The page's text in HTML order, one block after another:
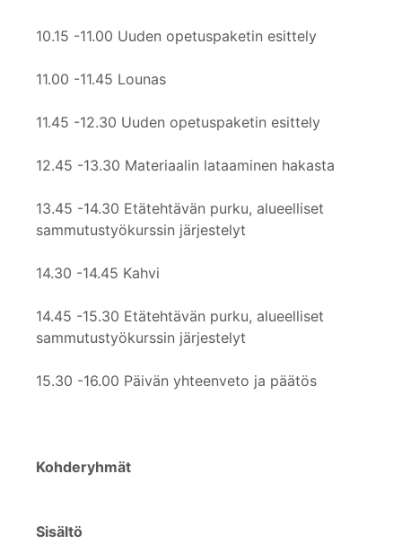
10.15 -11.00 Uuden opetuspaketin esittely
11.00 -11.45 Lounas
11.45 -12.30 Uuden opetuspaketin esittely
12.45 -13.30 Materiaalin lataaminen hakasta
13.45 -14.30 Etätehtävän purku, alueelliset
sammutustyökurssin järjestelyt
14.30 -14.45 Kahvi
14.45 -15.30 Etätehtävän purku, alueelliset
sammutustyökurssin järjestelyt
15.30 -16.00 Päivän yhteenveto ja päätös
Kohderyhmät
Sisältö